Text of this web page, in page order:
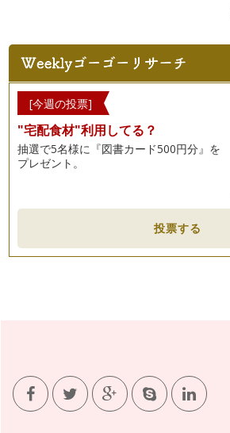
ところ、自分にそっくりでイヤになる…
ガミガミ言うのをやめるには？
「早くしなさい！」「何やってるの！」
れして…」 …
子どもの話を聞くコツは？
話せるようになった子どもは、まあよく
お子さんの個性って様々ですね。積極的
いるし、泣き虫、怒りん坊、甘えっ子…
【しつけに迷う時、どうしたらいいの？】
[今週の投票]
"宅配食材"利用してる？
抽選で5名様に『図書カード500円分』を
プレゼント。
投票する